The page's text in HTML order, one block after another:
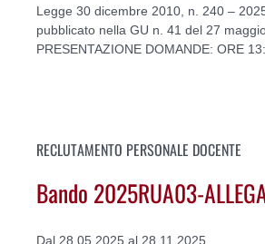
Legge 30 dicembre 2010, n. 240 –
pubblicato nella GU n. 41 del 27
PRESENTAZIONE DOMANDE: ORE
RECLUTAMENTO PERSONALE DOCENTE
Bando 2025RUA03-
Dal 28.05.2025 al 28.11.2025